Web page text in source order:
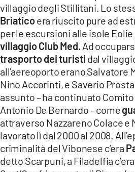
villaggio degli Stillitani. Lo
Briaticoera riuscito pure ad
per le escursioni alle isole
villaggio Club Med. Ad
trasporto dei turisti dal
all’aereoporto erano Salvatore
Nino Accorinti, e Saverio
assunto – ha continuato
Antonio De Bernardo – come
attraverso Nazzareno Colace e
lavorato lì dal 2000 al 2008.
criminalità del Vibonese c’era
detto Scarpuni, a Filadelfia